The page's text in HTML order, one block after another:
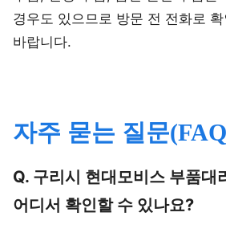
경우도 있으므로 방문 전 전화로 확
바랍니다.
자주 묻는 질문
Q. 구리시 현대모비스 부품대
어디서 확인할 수 있나요?